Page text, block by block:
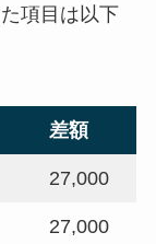
項目は以下
差額
27,000
27,000